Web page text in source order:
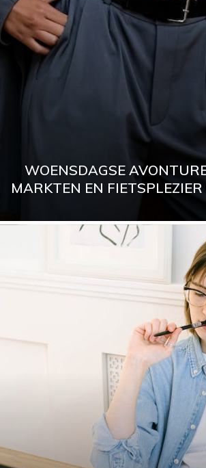
WOENSDAGSE
MARKTEN EN